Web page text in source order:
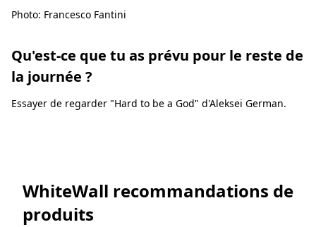
Photo: Francesco Fantini
Qu'est-ce que tu as prévu pour le reste de
la journée ?
Essayer de regarder "Hard to be a God" d'Aleksei German.
WhiteWall recommandations de
produits